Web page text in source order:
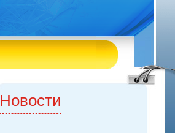
Новости